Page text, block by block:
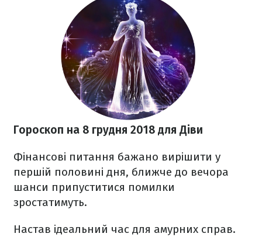
Гороскоп на 8 грудня 2018 для Діви
Фінансові питання бажано вирішити у
першій половині дня, ближче до вечора
шанси припуститися помилки
зростатимуть.
Настав ідеальний час для амурних справ.